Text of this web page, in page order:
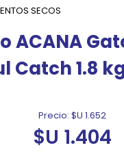
SECOS
ACANA
Catch 1.8
Precio: $U 1.652
$U 1.404